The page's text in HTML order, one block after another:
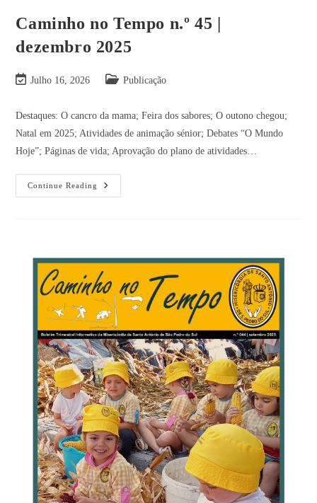
Caminho no Tempo n.º 45 |
dezembro 2025
Julho 16, 2026 Publicação
Destaques: O cancro da mama; Feira dos sabores; O outono chegou;
Natal em 2025; Atividades de animação sénior; Debates “O Mundo
Hoje”; Páginas de vida; Aprovação do plano de atividades…
Continue Reading